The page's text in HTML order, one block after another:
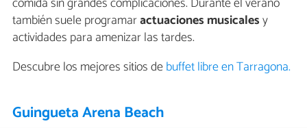
también suele programaractuaciones musicalesy
actividades para amenizar las tardes.
Descubre los mejores sitios debuffet libre en Tarragona.
Guingueta Arena Beach